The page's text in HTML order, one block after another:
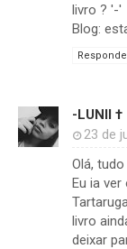
livro ? '-'
Blog:
-LUNII †
23 de
Olá,
Eu ia
livro
deixar